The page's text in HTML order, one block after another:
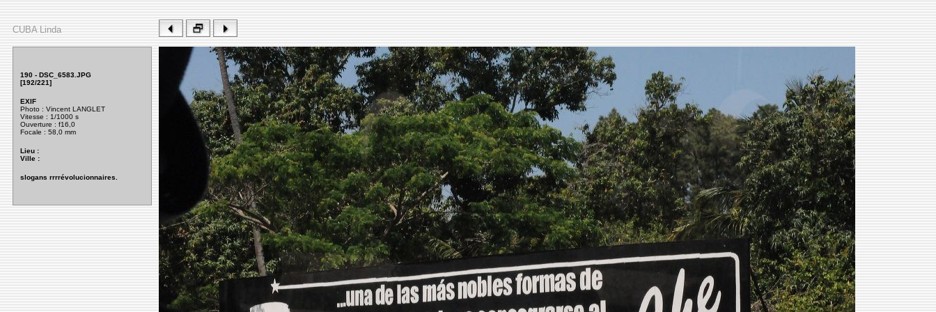
CUBA Linda
190 - DSC_6583.JPG
[192/221]
EXIF
Photo : Vincent LANGLET
Vitesse : 1/1000 s
Ouverture : f16,0
Focale : 58,0 mm
Lieu :
Ville :
slogans rrrrévolucionnaires.